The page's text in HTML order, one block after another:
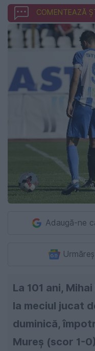
COMENTEAZĂ
Adaugă-ne
La 101 ani,
la meciul jucat
duminică,
Mureș (scor 1-